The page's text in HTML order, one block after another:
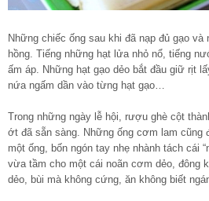
Những chiếc ống sau khi đã nạp đủ gạo
hồng. Tiếng những hạt lửa nhỏ nổ, tiếng
ấm áp. Những hạt gạo dẻo bắt đầu giữ rịt
nứa ngấm dần vào từng hạt gạo…
Trong những ngày lễ hội, rượu ghè cột
ớt đã sẵn sàng. Những ống cơm lam cũng
một ống, bốn ngón tay nhẹ nhành tách cái
vừa tầm cho một cái noãn cơm dẻo, đông
dẻo, bùi mà không cứng, ăn không biết